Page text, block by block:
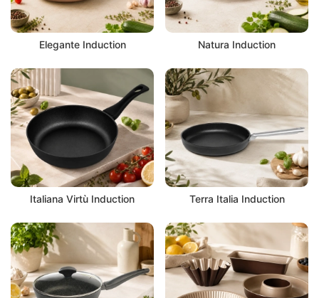
Elegante Induction Natura Induction
Italiana Virtù Induction Terra Italia Induction